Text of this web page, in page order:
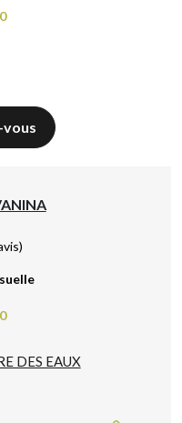
vous
DES EAUX